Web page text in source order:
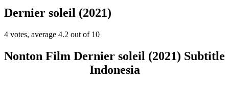
Dernier soleil (2021)
4 votes, average 4.2 out of 10
Nonton Film Dernier soleil (2021) Subtitle
Indonesia